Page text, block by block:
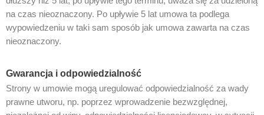
na czas nieoznaczony. Po upływie 5 lat umowa ta podlega
wypowiedzeniu w taki sam sposób jak umowa zawarta na czas
nieoznaczony.
Gwarancja i odpowiedzialność
Strony w umowie mogą uregulować odpowiedzialność za wady
prawne utworu, np. poprzez wprowadzenie bezwzględnej,